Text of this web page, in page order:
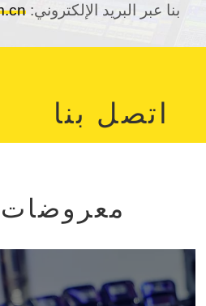
بنا عبر البريد الإلكتروني:
اتصل بنا